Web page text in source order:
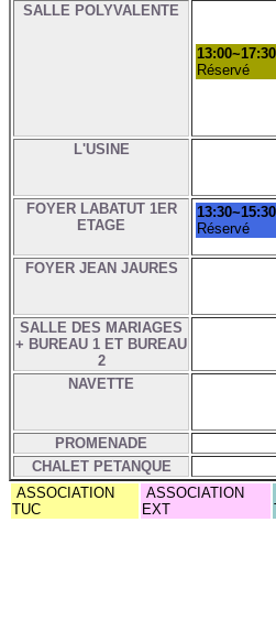
SALLE POLYVALENTE
13:00~17:30
Réservé
L'USINE
FOYER LABATUT 1ER
ETAGE
13:30~15:30
Réservé
FOYER JEAN JAURES
SALLE DES MARIAGES
+ BUREAU 1 ET BUREAU
2
NAVETTE
PROMENADE
CHALET PETANQUE
ASSOCIATION
TUC
ASSOCIATION
EXT